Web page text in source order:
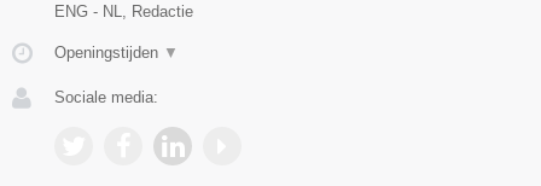
ENG - NL, Redactie
Openingstijden ▼
Sociale media: